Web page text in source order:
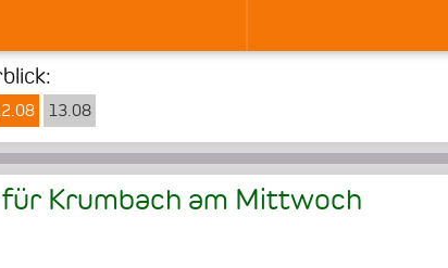
13.08
Krumbach am Mittwoch